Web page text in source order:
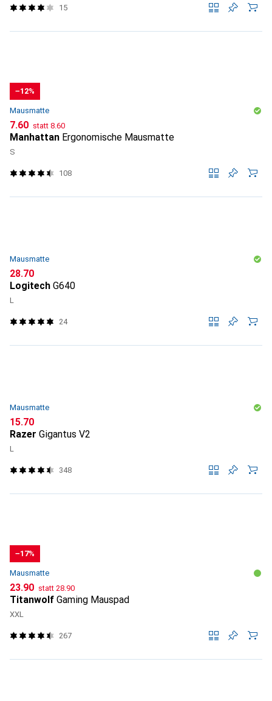
15
−12%
Mausmatte
CHF
7.60 statt CHF
8.60
Manhattan Ergonomische Mausmatte
S
108
Mausmatte
CHF
28.70
Logitech G640
L
24
Mausmatte
CHF
15.70
Razer Gigantus V2
L
348
−17%
Mausmatte
CHF
23.90 statt CHF
28.90
Titanwolf Gaming Mauspad
XXL
267